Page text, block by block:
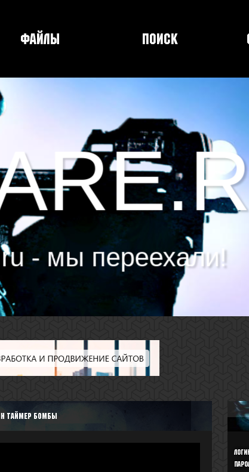
Файлы Поиск
- мы переехали!
таймер бомбы
Логин